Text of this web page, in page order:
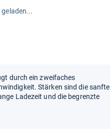
durch ein zweifaches
Stärken sind die sanfte
Ladezeit und die begrenzte